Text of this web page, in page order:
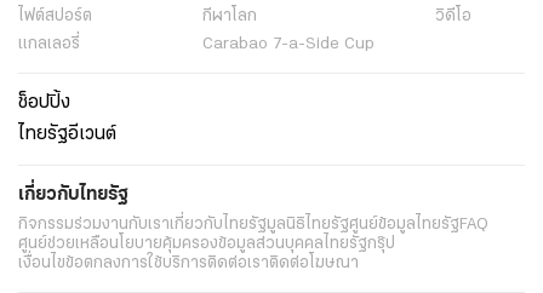
ไฟต์สปอร์ต
กีฬาโลก
วิดีโอ
แกลเลอรี่
Carabao 7-a-Side Cup
ช็อปปิ้ง
ไทยรัฐอีเวนต์
เกี่ยวกับไทยรัฐ
กิจกรรมร่วมงานกับเราเกี่ยวกับไทยรัฐมูลนิธิไทยรัฐศูนย์ข้อมูลไทยรัฐFAQ
ศูนย์ช่วยเหลือนโยบายคุ้มครองข้อมูลส่วนบุคคลไทยรัฐกรุ๊ป
เงื่อนไขข้อตกลงการใช้บริการติดต่อเราติดต่อโฆษณา